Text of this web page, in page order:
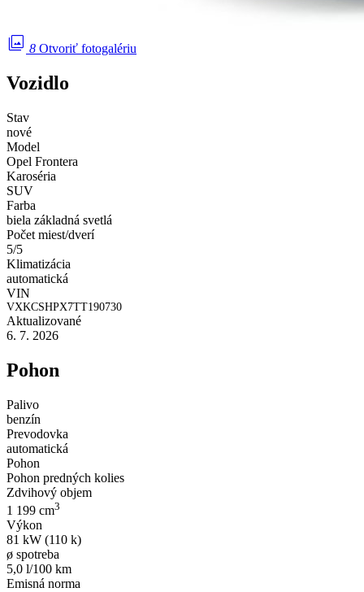
photo_library 8 Otvoriť fotogalériu
Vozidlo
Stav
nové
Model
Opel Frontera
Karoséria
SUV
Farba
biela základná svetlá
Počet miest/dverí
5/5
Klimatizácia
automatická
VIN
VXKCSHPX7TT190730
Aktualizované
6. 7. 2026
Pohon
Palivo
benzín
Prevodovka
automatická
Pohon
Pohon predných kolies
Zdvihový objem
1 199 cm3
Výkon
81 kW (110 k)
ø spotreba
5,0 l/100 km
Emisná norma